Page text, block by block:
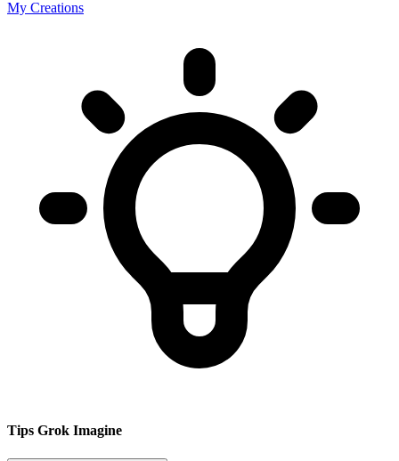
My Creations
Tips Grok Imagine